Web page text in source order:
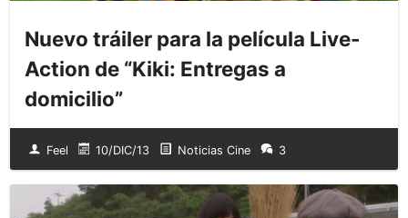
Nuevo tráiler para la película Live-
Action de “Kiki: Entregas a
domicilio”
Feel 10/DIC/13 Noticias Cine 3